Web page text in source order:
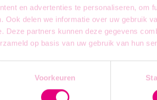
en advertenties te personaliseren, om
Ook delen we informatie over uw gebruik
Deze partners kunnen deze gegevens
op basis van uw gebruik van hun
Voorkeuren
Technology
Social, and
Industry
and Environment
Kuurne / Dagwerk
Зварювальник